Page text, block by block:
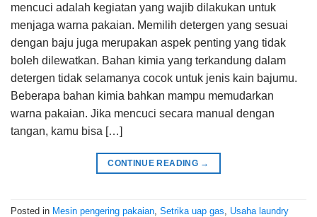
mencuci adalah kegiatan yang wajib dilakukan untuk
menjaga warna pakaian. Memilih detergen yang sesuai
dengan baju juga merupakan aspek penting yang tidak
boleh dilewatkan. Bahan kimia yang terkandung dalam
detergen tidak selamanya cocok untuk jenis kain bajumu.
Beberapa bahan kimia bahkan mampu memudarkan
warna pakaian. Jika mencuci secara manual dengan
tangan, kamu bisa […]
CONTINUE READING →
Posted in Mesin pengering pakaian, Setrika uap gas, Usaha laundry